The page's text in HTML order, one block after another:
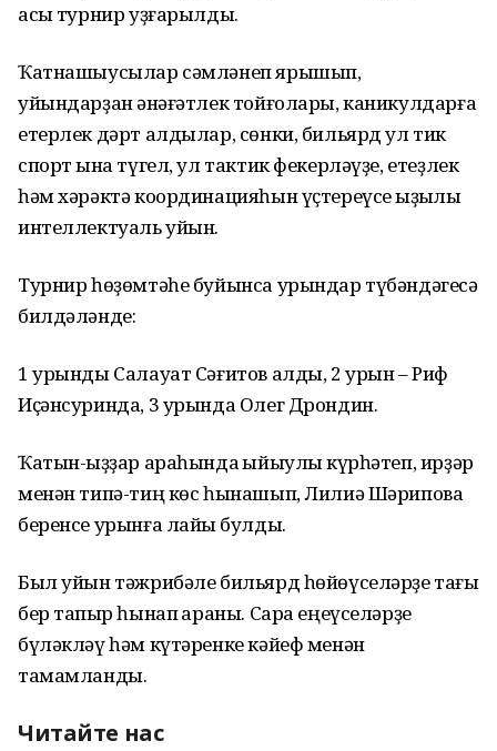
асыҡ турнир уҙғарылды.
Ҡатнашыусылар сәмләнеп ярышып,
уйындарҙан ҡәнәғәтлек тойғолары, каникулдарға
етерлек дәрт алдылар, сөнки, бильярд ул тик
спорт ҡына түгел, ул тактик фекерләүҙе, етеҙлек
һәм хәрәктә координацияһын үҫтереүсе ҡыҙыҡлы
интеллектуаль уйын.
Турнир һөҙөмтәһе буйынса урындар түбәндәгесә
билдәләнде:
1 урынды Салауат Сәғитов алды, 2 урын – Риф
Иҫәнсуринда, 3 урында Олег Дрондин.
Ҡатын-ҡыҙҙар араһында ҡыйыулыҡ күрһәтеп, ирҙәр
менән типә-тиң көс һынашып, Лилиә Шәрипова
беренсе урынға лайыҡ булды.
Был уйын тәжрибәле бильярд һөйөүселәрҙе тағы
бер тапҡыр һынап ҡараны. Сара еңеүселәрҙе
бүләкләү һәм күтәренке кәйеф менән
тамамланды.
Читайте нас